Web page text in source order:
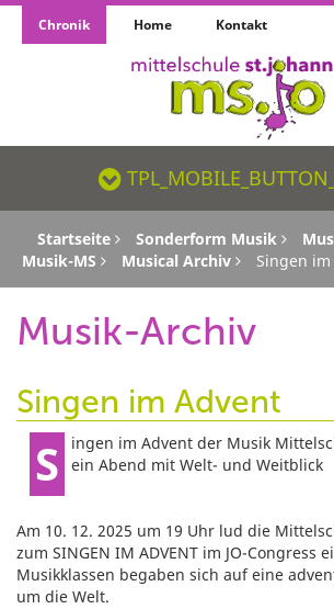
Chronik Home Kontakt
Startseite Sonderform Musik
Musik-MS
Musical Archiv Singen
Musik-Archiv
Singen im Advent
Singen im Advent der Musik Mittelschule St. Johann – ein Abend mit Welt- und Weitblick
Am 10. 12. 2025 um 19 Uhr lud die
zum SINGEN IM ADVENT im JO-Congress
Musikklassen begaben sich auf eine
um die Welt.